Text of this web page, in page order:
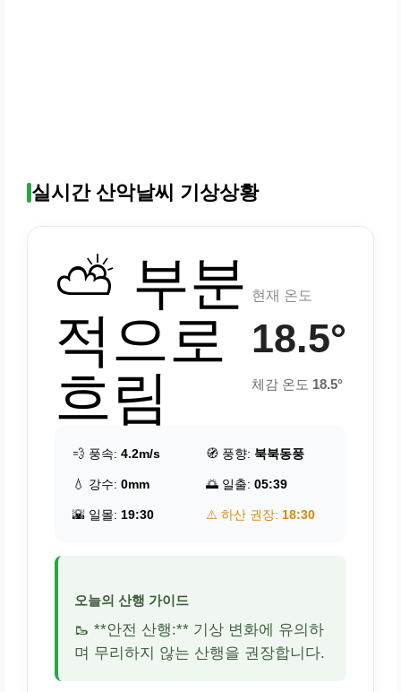
실시간 산악날씨 기상상황
⛅ 부분
적으로
흐림
현재 온도
18.5°
체감 온도 18.5°
💨 풍속: 4.2m/s 🧭 풍향: 북북동풍
💧 강수: 0mm 🌅 일출: 05:39
🌇 일몰: 19:30 ⚠️ 하산 권장: 18:30
오늘의 산행 가이드
🥾 **안전 산행:** 기상 변화에 유의하
며 무리하지 않는 산행을 권장합니다.